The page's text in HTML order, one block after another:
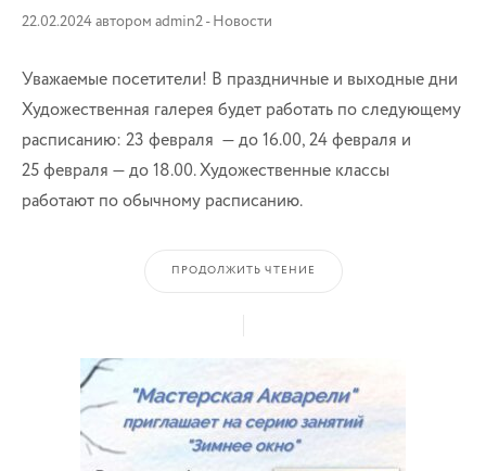
22.02.2024автором admin2-Новости
Уважаемые посетители! В праздничные и выходные дни
Художественная галерея будет работать по следующему
расписанию: 23 февраля — до 16.00, 24 февраля и
25 февраля — до 18.00. Художественные классы
работают по обычному расписанию.
ПРОДОЛЖИТЬ ЧТЕНИЕ